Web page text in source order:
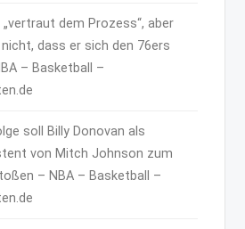
dem Prozess“, aber
dass er sich den 76ers
– Basketball –
soll Billy Donovan als
von Mitch Johnson zum
– NBA – Basketball –